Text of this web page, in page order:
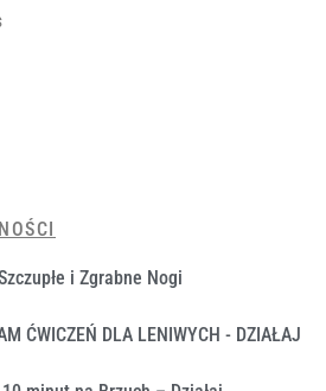
i Zgrabne Nogi
ĆWICZEŃ DLA LENIWYCH ​- DZIAŁAJ